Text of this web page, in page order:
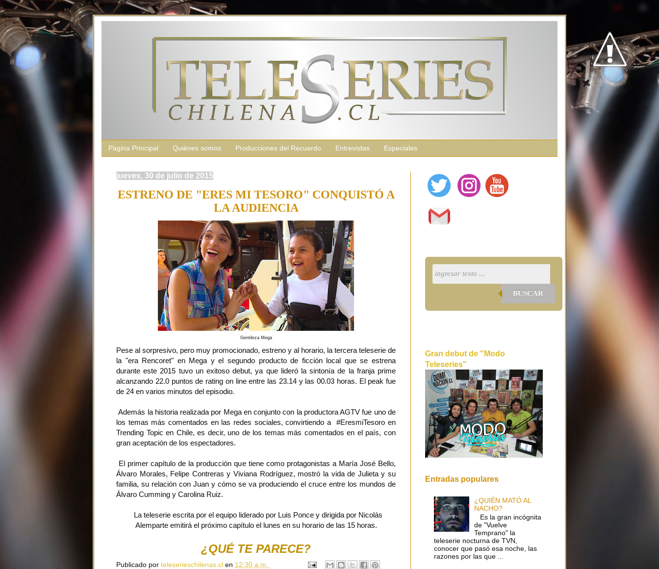
Página Principal Quiénes somos Producciones del Recuerdo Entrevistas Especiales
jueves, 30 de julio de 2015
ESTRENO DE "ERES MI TESORO" CONQUISTÓ A
LA AUDIENCIA
Gentileza Mega
Pese al sorpresivo, pero muy promocionado, estreno y al horario, la tercera teleserie de
la "era Rencoret" en Mega y el segundo producto de ficción local que se estrena
durante este 2015 tuvo un exitoso debut, ya que lideró la sintonía de la franja prime
alcanzando 22.0 puntos de rating on line entre las 23.14 y las 00.03 horas. El peak fue
de 24 en varios minutos del episodio.
Además la historia realizada por Mega en conjunto con la productora AGTV fue uno de
los temas más comentados en las redes sociales, convirtiendo a #EresmiTesoro en
Trending Topic en Chile, es decir, uno de los temas más comentados en el país, con
gran aceptación de los espectadores.
El primer capítulo de la producción que tiene como protagonistas a María José Bello,
Álvaro Morales, Felipe Contreras y Viviana Rodríguez, mostró la vida de Julieta y su
familia, su relación con Juan y cómo se va produciendo el cruce entre los mundos de
Álvaro Cumming y Carolina Ruiz.
La teleserie escrita por el equipo liderado por Luis Ponce y dirigida por Nicolás
Alemparte emitirá el próximo capítulo el lunes en su horario de las 15 horas.
¿QUÉ TE PARECE?
Publicado por teleserieschilenas.cl en 12:30 a.m.
BUSCAR
Gran debut de "Modo
Teleseries"
Entradas populares
¿QUIÉN MATÓ AL
NACHO?
Es la gran incógnita
de "Vuelve
Temprano" la
teleserie nocturna de TVN,
conocer que pasó esa noche, las
razones por las que ...